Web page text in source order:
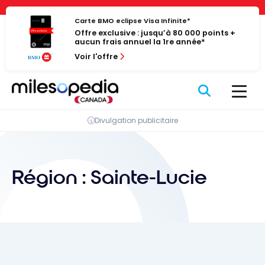
Panneau de gestion des cookies
Passer
contenu
Carte BMO eclipse Visa Infinite*
Offre exclusive : jusqu’à 80 000 points +
aucun frais annuel la 1re année*
Voir l'offre
Divulgation publicitaire
Région : Sainte-Lucie